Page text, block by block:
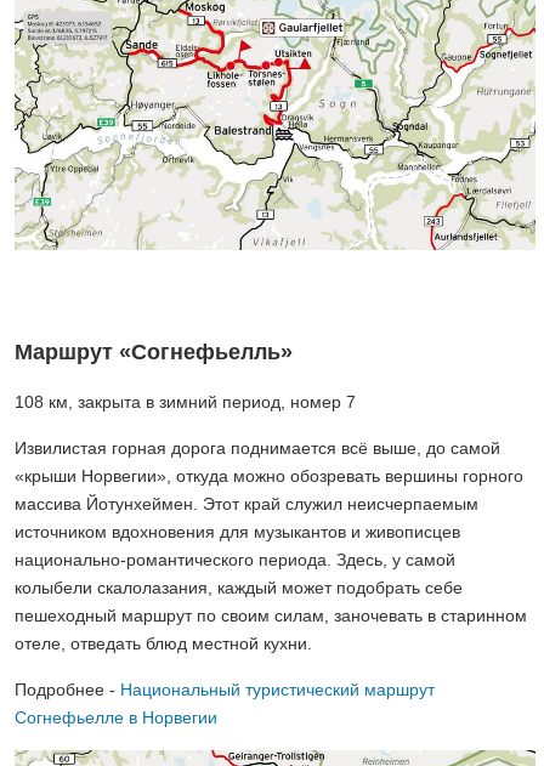
Маршрут «Согнефьелль»
108 км, закрыта в зимний период, номер 7
Извилистая горная дорога поднимается всё выше, до самой
«крыши Норвегии», откуда можно обозревать вершины горного
массива Йотунхеймен. Этот край служил неисчерпаемым
источником вдохновения для музыкантов и живописцев
национально-романтического периода. Здесь, у самой
колыбели скалолазания, каждый может подобрать себе
пешеходный маршрут по своим силам, заночевать в старинном
отеле, отведать блюд местной кухни.
Подробнее - Национальный туристический маршрут
Согнефьелле в Норвегии